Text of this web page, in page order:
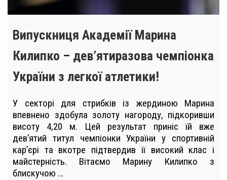
Випускниця Академії Марина
Килипко – дев’ятиразова чемпіонка
України з легкої атлетики!
У секторі для стрибків із жердиною Марина
впевнено здобула золоту нагороду, підкоривши
висоту 4,20 м. Цей результат приніс їй вже
дев’ятий титул чемпіонки України у спортивній
кар’єрі та вкотре підтвердив її високий клас і
майстерність. Вітаємо Марину Килипко з
блискучою …